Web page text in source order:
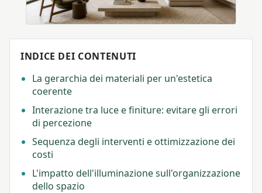
INDICE DEI CONTENUTI
La gerarchia dei materiali per un'estetica
coerente
Interazione tra luce e finiture: evitare gli errori
di percezione
Sequenza degli interventi e ottimizzazione dei
costi
L'impatto dell'illuminazione sull'organizzazione
dello spazio